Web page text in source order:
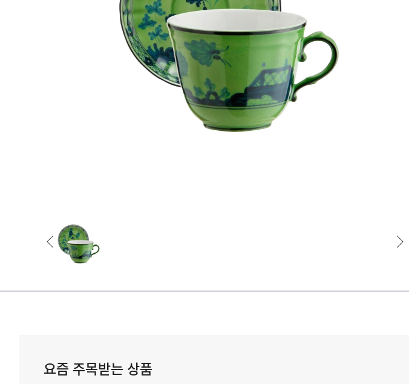
요즘 주목받는 상품